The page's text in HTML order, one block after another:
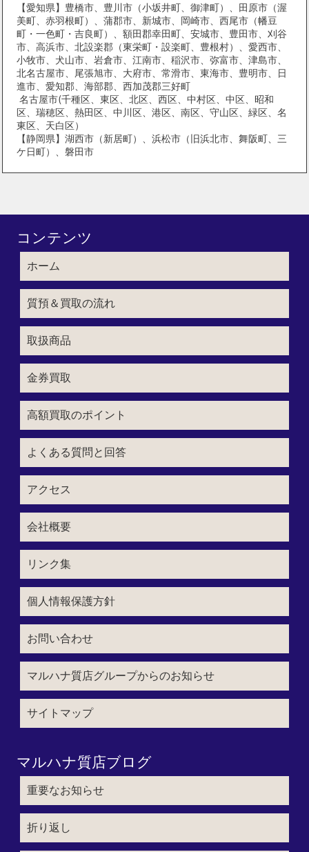
【愛知県】豊橋市、豊川市（小坂井町、御津町）、田原市（渥
美町、赤羽根町）、蒲郡市、新城市、岡崎市、西尾市（幡豆
町・一色町・吉良町）、額田郡幸田町、安城市、豊田市、刈谷
市、高浜市、北設楽郡（東栄町・設楽町、豊根村）、愛西市、
小牧市、犬山市、岩倉市、江南市、稲沢市、弥富市、津島市、
北名古屋市、尾張旭市、大府市、常滑市、東海市、豊明市、日
進市、愛知郡、海部郡、西加茂郡三好町
名古屋市(千種区、東区、北区、西区、中村区、中区、昭和
区、瑞穂区、熱田区、中川区、港区、南区、守山区、緑区、名
東区、天白区）
【静岡県】湖西市（新居町）、浜松市（旧浜北市、舞阪町、三
ケ日町）、磐田市
コンテンツ
ホーム
質預＆買取の流れ
取扱商品
金券買取
高額買取のポイント
よくある質問と回答
アクセス
会社概要
リンク集
個人情報保護方針
お問い合わせ
マルハナ質店グループからのお知らせ
サイトマップ
マルハナ質店ブログ
重要なお知らせ
折り返し